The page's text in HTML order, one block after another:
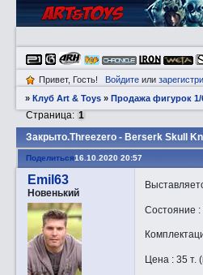
Привет, Гость! Войдитеили
»Клуб Art & Toys »Продажа фигурок 1/
Закрытo.Threezero - Berserk Skull
Страница: 1
Поделиться16.10.2020 20:57
Emil63
Новенький
Состояние
Цена : 35 т.